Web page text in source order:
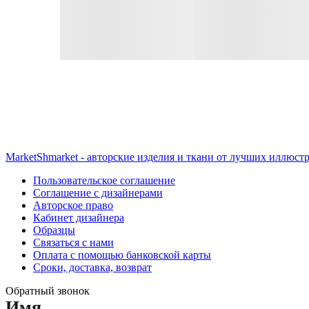
MarketShmarket - авторские изделия и ткани от лучших
Пользовательское соглашение
Соглашение с дизайнерами
Авторское право
Кабинет дизайнера
Образцы
Связаться с нами
Оплата с помощью банковской карты
Сроки, доставка, возврат
Обратный звонок